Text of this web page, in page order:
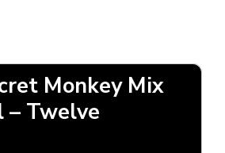
Monkey Mix
– Twelve